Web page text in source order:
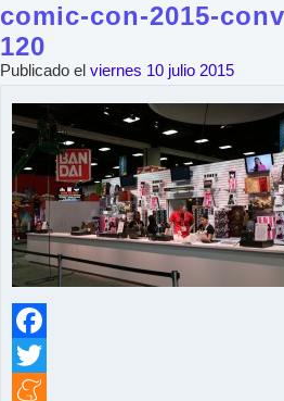
comic-con-2015-
120
Publicado el viernes 10 julio 2015
Facebook
Twitter